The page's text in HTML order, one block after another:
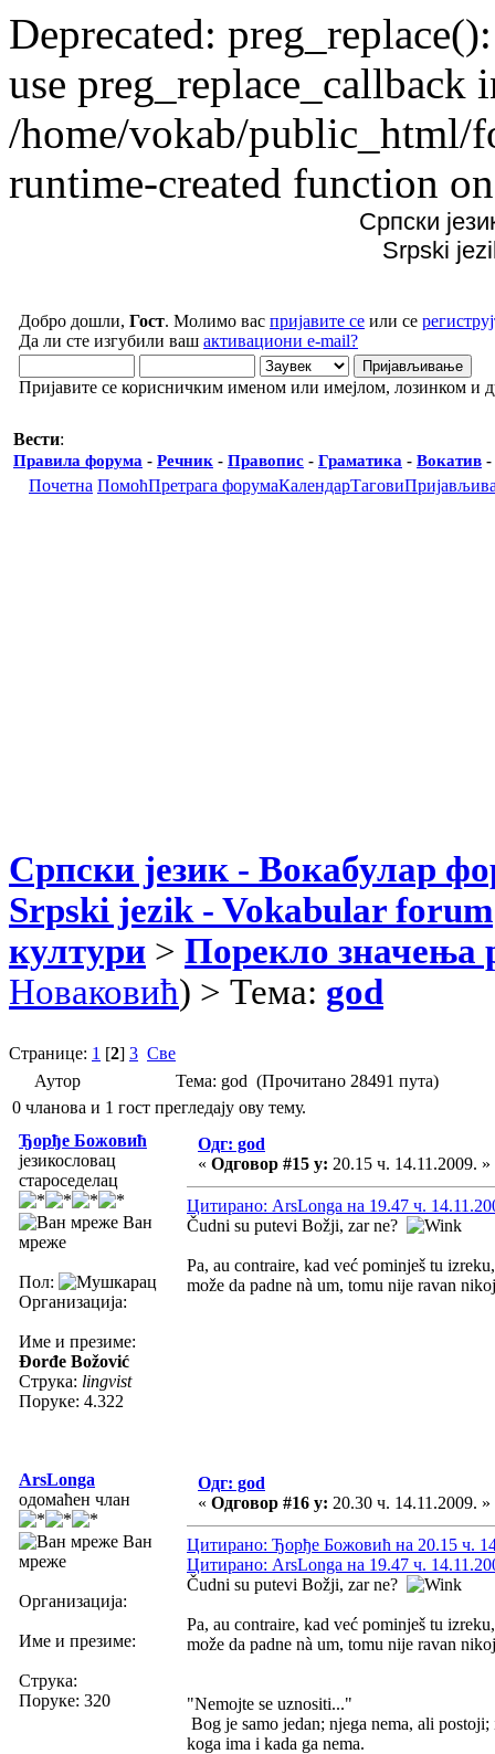
Deprecated:
use preg_replace_callback
/home/vokab/public_html/
runtime-created function
Српски
Srpski
Добро дошли, Гост. Молимо вас пријавите се или се
Да ли сте изгубили ваш активациони e-mail?
Пријавите се корисничким именом или имејлом, лозинком и
Вести:
Правила форума - Речник - Правопис - Граматика - Вокатив -
Почетна ПомоћПретрага форумаКалендарТагови
Српски језик - Вокабулар
Srpski jezik - Vokabular forum
култури > Порекло значења
Новаковић) > Тема: god
Странице: 1 [2] 3 Све
Аутор
Тема: god (Прочитано 28491 пута)
0 чланова и 1 гост прегледају ову тему.
Ђорђе Божовић
језикословац
староседелац
Ван
мреже
Пол:
Организација:
Име и презиме:
Đorđe Božović
Струка: lingvist
Поруке: 4.322
Одг: god
« Одговор #15 у: 20.15 ч. 14.11.2009. »
Цитирано: ArsLonga на 19.47 ч.
Čudni su putevi Božji, zar ne?
Pa, au contraire, kad već pominješ tu
može da padne nà um, tomu nije ravan
ArsLonga
одомаћен члан
Ван
мреже
Организација:
Име и презиме:
Струка:
Поруке: 320
Одг: god
« Одговор #16 у: 20.30 ч. 14.11.2009. »
Цитирано: Ђорђе Божовић на 20.15 ч.
Цитирано: ArsLonga на 19.47 ч.
Čudni su putevi Božji, zar ne?
Pa, au contraire, kad već pominješ tu
može da padne nà um, tomu nije ravan
"Nemojte se uznositi..."
Bog je samo jedan; njega nema, ali
koga ima i kada ga nema.